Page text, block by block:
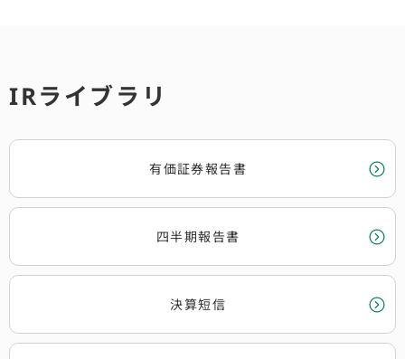
IRライブラリ
有価証券報告書
四半期報告書
決算短信